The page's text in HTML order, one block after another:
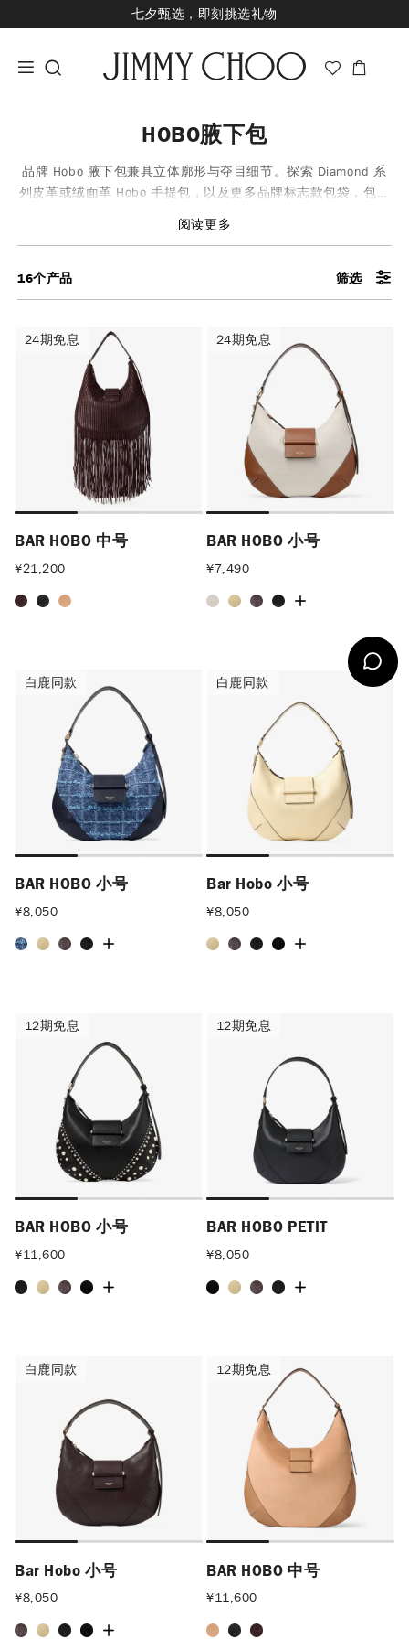
七夕甄选，即刻挑选礼物
经典婚嫁系列，尊享专属婚嫁礼赠
HOBO腋下包
品牌 Hobo 腋下包兼具立体廓形与夺目细节。探索 Diamond 系
列皮革或绒面革 Hobo 手提包，以及更多品牌标志款包袋，包括
阅读更多
16个产品 筛选
24期免息 24期免息
BAR HOBO 中号
¥21,200
24期免息 24期免息
BAR HOBO 小号
¥7,490
白鹿同款 白鹿同款
BAR HOBO 小号
¥8,050
白鹿同款 白鹿同款
Bar Hobo 小号
¥8,050
12期免息 12期免息
BAR HOBO 小号
¥11,600
12期免息 12期免息
BAR HOBO PETIT
¥8,050
白鹿同款 白鹿同款
Bar Hobo 小号
¥8,050
12期免息 12期免息
BAR HOBO 中号
¥11,600